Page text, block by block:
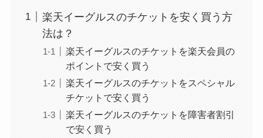
楽天イーグルスのチケットを安く買う方
法は？
楽天イーグルスのチケットを楽天会員の
ポイントで安く買う
楽天イーグルスのチケットをスペシャル
チケットで安く買う
楽天イーグルスのチケットを障害者割引
で安く買う